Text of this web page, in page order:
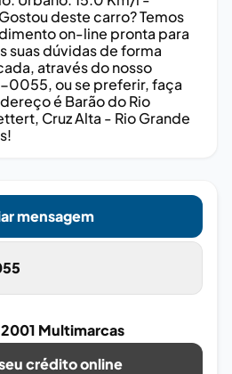
deste carro? Temos
on-line pronta para
suas dúvidas de forma
através do nosso
0055, ou se preferir, faça
é Barão do Rio
Cruz Alta - Rio Grande
mensagem
Multimarcas
crédito online